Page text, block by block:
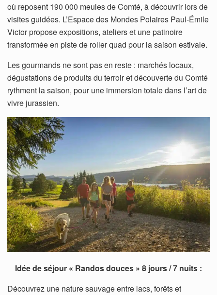
où reposent 190 000 meules de Comté, à découvrir lors de
visites guidées. L’Espace des Mondes Polaires Paul-Émile
Victor propose expositions, ateliers et une patinoire
transformée en piste de roller quad pour la saison estivale.
Les gourmands ne sont pas en reste : marchés locaux,
dégustations de produits du terroir et découverte du Comté
rythment la saison, pour une immersion totale dans l’art de
vivre jurassien.
Idée de séjour « Randos douces » 8 jours / 7 nuits :
Découvrez une nature sauvage entre lacs, forêts et